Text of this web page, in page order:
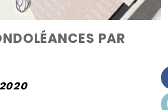
PAR